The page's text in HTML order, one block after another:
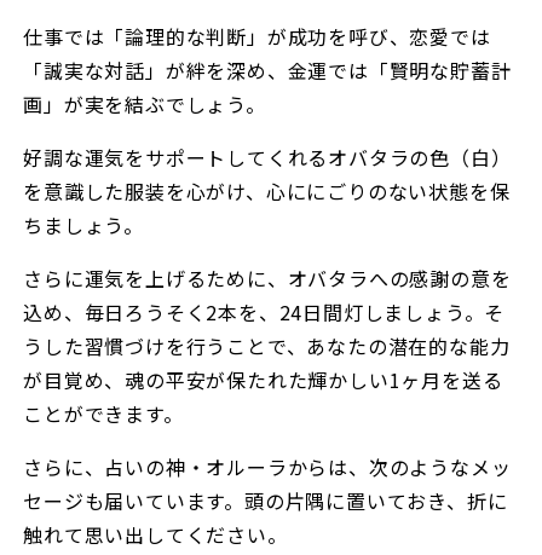
仕事では「論理的な判断」が成功を呼び、恋愛では
「誠実な対話」が絆を深め、金運では「賢明な貯蓄計
画」が実を結ぶでしょう。
好調な運気をサポートしてくれるオバタラの色（白）
を意識した服装を心がけ、心ににごりのない状態を保
ちましょう。
さらに運気を上げるために、オバタラへの感謝の意を
込め、毎日ろうそく2本を、24日間灯しましょう。そ
うした習慣づけを行うことで、あなたの潜在的な能力
が目覚め、魂の平安が保たれた輝かしい1ヶ月を送る
ことができます。
さらに、占いの神・オルーラからは、次のようなメッ
セージも届いています。頭の片隅に置いておき、折に
触れて思い出してください。